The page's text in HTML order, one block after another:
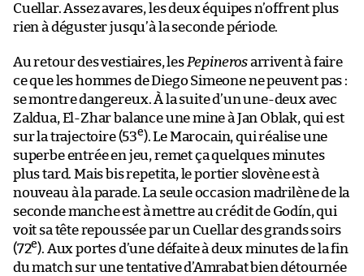
Cuellar. Assez avares, les deux équipes n’offrent plus
rien à déguster jusqu’à la seconde période.
Au retour des vestiaires, lesPepinerosarrivent à faire
ce que les hommes de Diego Simeone ne peuvent pas :
se montre dangereux. À la suite d’un une-deux avec
Zaldua, El-Zhar balance une mine à Jan Oblak, qui est
sur la trajectoire (53e). Le Marocain, qui réalise une
superbe entrée en jeu, remet ça quelques minutes
plus tard. Mais bis repetita, le portier slovène est à
nouveau à la parade. La seule occasion madrilène de la
seconde manche est à mettre au crédit de Godín, qui
voit sa tête repoussée par un Cuellar des grands soirs
(72e). Aux portes d’une défaite à deux minutes de la fin
du match sur une tentative d’Amrabat bien détournée